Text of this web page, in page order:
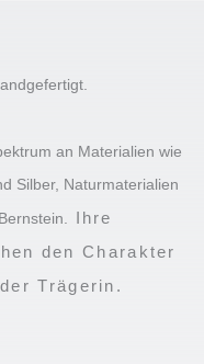
an Materialien wie
Silber, Naturmaterialien
Ihre
den Charakter
Trägerin.